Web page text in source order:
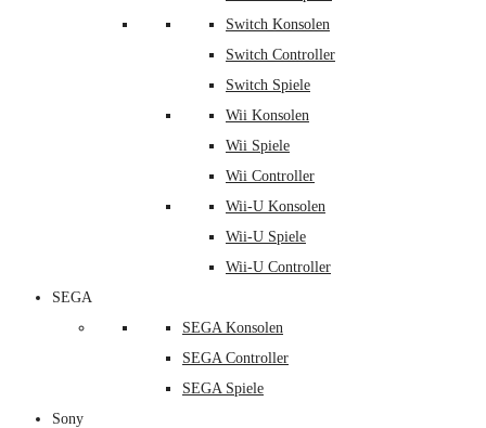
Switch Konsolen
Switch Controller
Switch Spiele
Wii Konsolen
Wii Spiele
Wii Controller
Wii-U Konsolen
Wii-U Spiele
Wii-U Controller
SEGA
SEGA Konsolen
SEGA Controller
SEGA Spiele
Sony